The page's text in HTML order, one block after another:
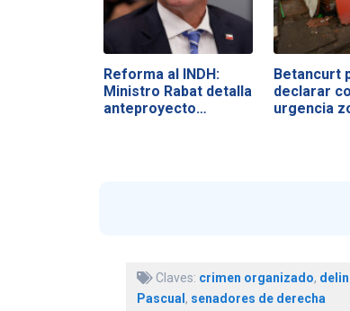
Reforma al INDH:
Ministro Rabat detalla
anteproyecto…
Betancurt
declarar
urgencia
Claves: crimen organizado,
Pascual , senadores de derecha